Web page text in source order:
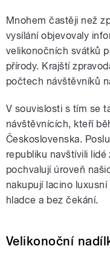
Mnohem častěji než
vysílání objevovaly
velikonočních svátků
přírody. Krajští
počtech návštěvníků
V souvislosti s tím se
návštěvnících, kteří
Československa.
republiku navštívili
pochvalují úroveň
nakupují lacino
hladce a bez čekání.
Velikonoční